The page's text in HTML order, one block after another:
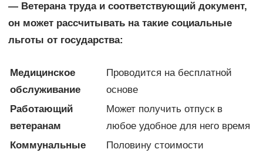
— Ветерана труда и соответствующий документ,
он может рассчитывать на такие социальные
льготы от государства:
Медицинское
обслуживание
Проводится на бесплатной
основе
Работающий
ветеранам
Может получить отпуск в
любое удобное для него время
Коммунальные
Половину стоимости